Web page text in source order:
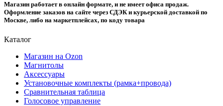
Магазин работает в онлайн формате, и не имеет офиса продаж.
Оформление заказов на сайте через СДЭК и курьерской доставкой по
Москве, либо на маркетплейсах, по коду товара
Каталог
Магазин на Ozon
Магнитолы
Аксессуары
Установочные комплекты (рамка+провода)
Сравнительная таблица
Голосовое управление